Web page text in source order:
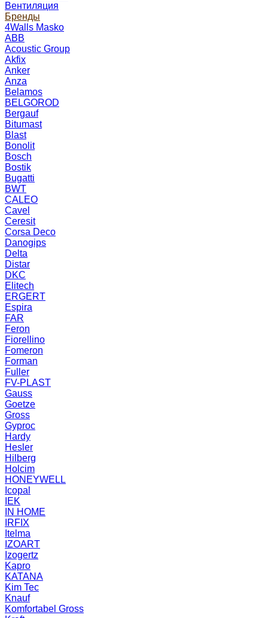
Вентиляция
Бренды
4Walls Masko
ABB
Acoustic Group
Akfix
Anker
Anza
Belamos
BELGOROD
Bergauf
Bitumast
Blast
Bonolit
Bosch
Bostik
Bugatti
BWT
CALEO
Cavel
Ceresit
Corsa Deco
Danogips
Delta
Distar
DKC
Elitech
ERGERT
Espira
FAR
Feron
Fiorellino
Fomeron
Forman
Fuller
FV-PLAST
Gauss
Goetze
Gross
Gyproc
Hardy
Hesler
Hilberg
Holcim
HONEYWELL
Icopal
IEK
IN HOME
IRFIX
Itelma
IZOART
Izogertz
Kapro
KATANA
Kim Tec
Knauf
Komfortabel Gross